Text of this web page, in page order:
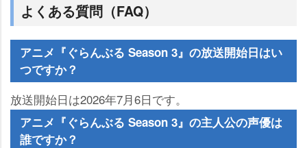
よくある質問（FAQ）
アニメ『ぐらんぶる Season 3』の放送開始日はい
つですか？
放送開始日は2026年7月6日です。
アニメ『ぐらんぶる Season 3』の主人公の声優は
誰ですか？